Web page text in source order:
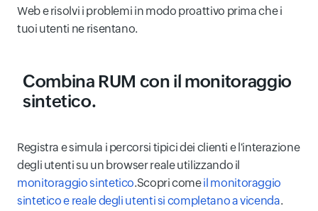
Web e risolvi i problemi in modo proattivo prima che i
tuoi utenti ne risentano.
Combina RUM con il monitoraggio
sintetico.
Registra e simula i percorsi tipici dei clienti e l'interazione
degli utenti su un browser reale utilizzando il
monitoraggio sintetico.Scopri comeil monitoraggio
sintetico e reale degli utenti si completano a vicenda.